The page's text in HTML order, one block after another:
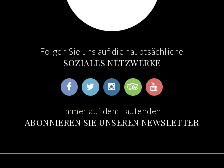
Folgen Sie uns auf die hauptsächliche
SOZIALES NETZWERKE
Immer auf dem Laufenden
ABONNIEREN SIE UNSEREN NEWSLETTER